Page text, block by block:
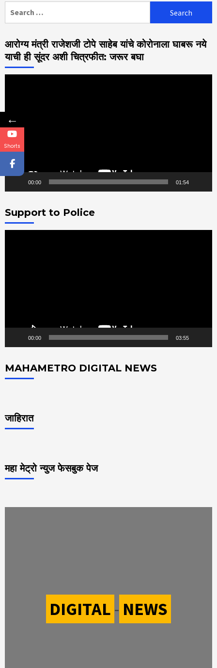
आरोग्य मंत्री राजेशजी टोपे साहेब यांचे कोरोनाला घाबरू नये
याची ही सूंदर अशी चित्रफीत: जरूर बघा
00:00 01:54
Support to Police
00:00 03:55
MAHAMETRO DIGITAL NEWS
जाहिरात
महा मेट्रो न्युज फेसबुक पेज
DIGITAL - NEWS
←
Shorts